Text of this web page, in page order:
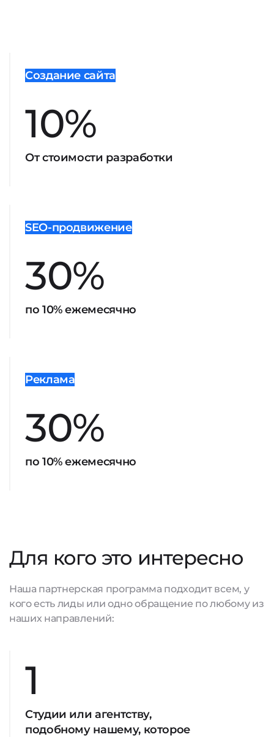
Создание сайта
10%
От стоимости разработки
SEO-продвижение
30%
по 10% ежемесячно
Реклама
30%
по 10% ежемесячно
Для кого это интересно
Наша партнерская программа подходит всем, у
кого есть лиды или одно обращение по любому из
наших направлений:
1
Студии или агентству,
подобному нашему, которое